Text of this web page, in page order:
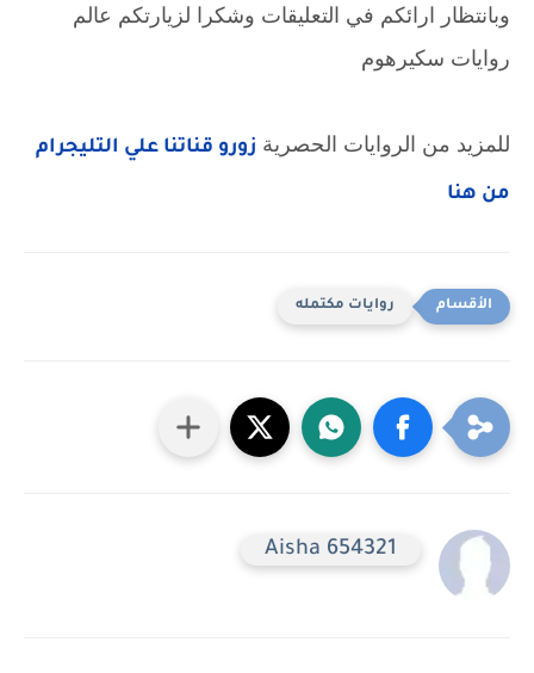
وبانتظار ارائكم في التعليقات وشكرا لزيارتكم عالم
روايات سكيرهوم
للمزيد من الروايات الحصرية زورو قناتنا علي التليجرام
من هنا
روايات مكتمله
Aisha 654321